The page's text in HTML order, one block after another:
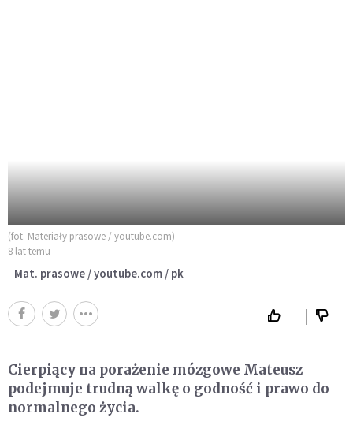
(fot. Materiały prasowe / youtube.com)
8 lat temu
Mat. prasowe / youtube.com / pk
Cierpiący na porażenie mózgowe Mateusz
podejmuje trudną walkę o godność i prawo do
normalnego życia.